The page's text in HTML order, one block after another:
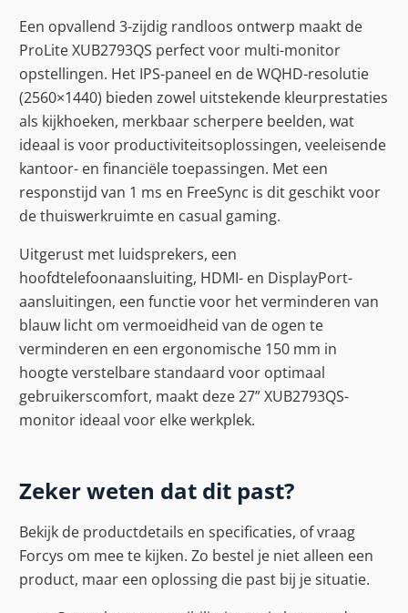
Een opvallend 3-zijdig randloos ontwerp maakt de
ProLite XUB2793QS perfect voor multi-monitor
opstellingen. Het IPS-paneel en de WQHD-resolutie
(2560×1440) bieden zowel uitstekende kleurprestaties
als kijkhoeken, merkbaar scherpere beelden, wat
ideaal is voor productiviteitsoplossingen, veeleisende
kantoor- en financiële toepassingen. Met een
responstijd van 1 ms en FreeSync is dit geschikt voor
de thuiswerkruimte en casual gaming.
Uitgerust met luidsprekers, een
hoofdtelefoonaansluiting, HDMI- en DisplayPort-
aansluitingen, een functie voor het verminderen van
blauw licht om vermoeidheid van de ogen te
verminderen en een ergonomische 150 mm in
hoogte verstelbare standaard voor optimaal
gebruikerscomfort, maakt deze 27” XUB2793QS-
monitor ideaal voor elke werkplek.
Zeker weten dat dit past?
Bekijk de productdetails en specificaties, of vraag
Forcys om mee te kijken. Zo bestel je niet alleen een
product, maar een oplossing die past bij je situatie.